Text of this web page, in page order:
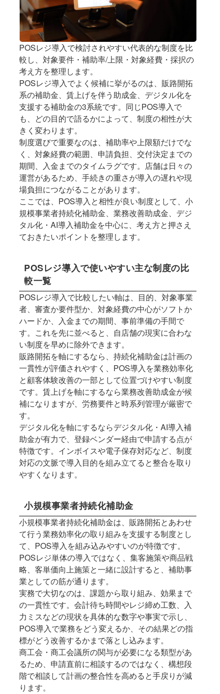
POSレジ導入で検討されやすい代表的な制度を比
較し、対象要件・補助率/上限・対象経費・採択の
考え方を整理します。
POSレジ導入でよく候補に挙がるのは、販路開拓
系の補助金、賃上げを伴う助成金、デジタル化を
支援する補助金の3系統です。同じPOS導入で
も、どの目的で語るかによって、制度の相性が大
きく変わります。
制度選びで重要なのは、補助率や上限額だけでな
く、対象経費の範囲、申請負担、交付決定までの
期間、入金までのタイムラグです。店舗は日々の
運営があるため、手続きの重さが導入の遅れや現
場負担につながることがあります。
ここでは、POS導入と相性が良い制度として、小
規模事業者持続化補助金、業務改善助成金、デジ
タル化・AI導入補助金を中心に、考え方と押さえ
ておきたいポイントを整理します。
POSレジ導入で使いやすい主な制度の比
較一覧
POSレジ導入で比較したい軸は、目的、対象事業
者、審査か要件型か、対象経費の中心がソフトか
ハードか、入金までの期間、事前準備の手間で
す。これを先に並べると、自店舗の現実に合わな
い制度を早めに除外できます。
販路開拓を軸にするなら、持続化補助金は計画の
一貫性が評価されやすく、POS導入を業務効率化
と顧客体験改善の一部として位置づけやすい制度
です。賃上げを軸にするなら業務改善助成金が候
補になりますが、労務要件と時系列管理が厳密で
す。
デジタル化を軸にするならデジタル化・AI導入補
助金が有力で、登録ベンダー経由で申請する点が
特徴です。インボイスや電子保存対応など、制度
対応の文脈で導入目的を組み立てると整合を取り
やすくなります。
小規模事業者持続化補助金
小規模事業者持続化補助金は、販路開拓とあわせ
て行う業務効率化の取り組みを支援する制度とし
て、POS導入を組み込みやすいのが特徴です。
POSレジ単体の導入ではなく、集客施策や商品戦
略、客単価向上施策と一緒に設計すると、補助事
業としての筋が通ります。
実務で大切なのは、課題から取り組み、効果まで
の一貫性です。会計待ち時間やレジ締め工数、入
力ミスなどの現状を具体的な数字や事実で示し、
POS導入で業務をどう変えるか、その結果どの指
標がどう改善するかまで落とし込みます。
商工会・商工会議所の関与が必要になる類型があ
るため、申請直前に相談するのではなく、構想段
階で相談して計画の整合性を高めると手戻りが減
ります。